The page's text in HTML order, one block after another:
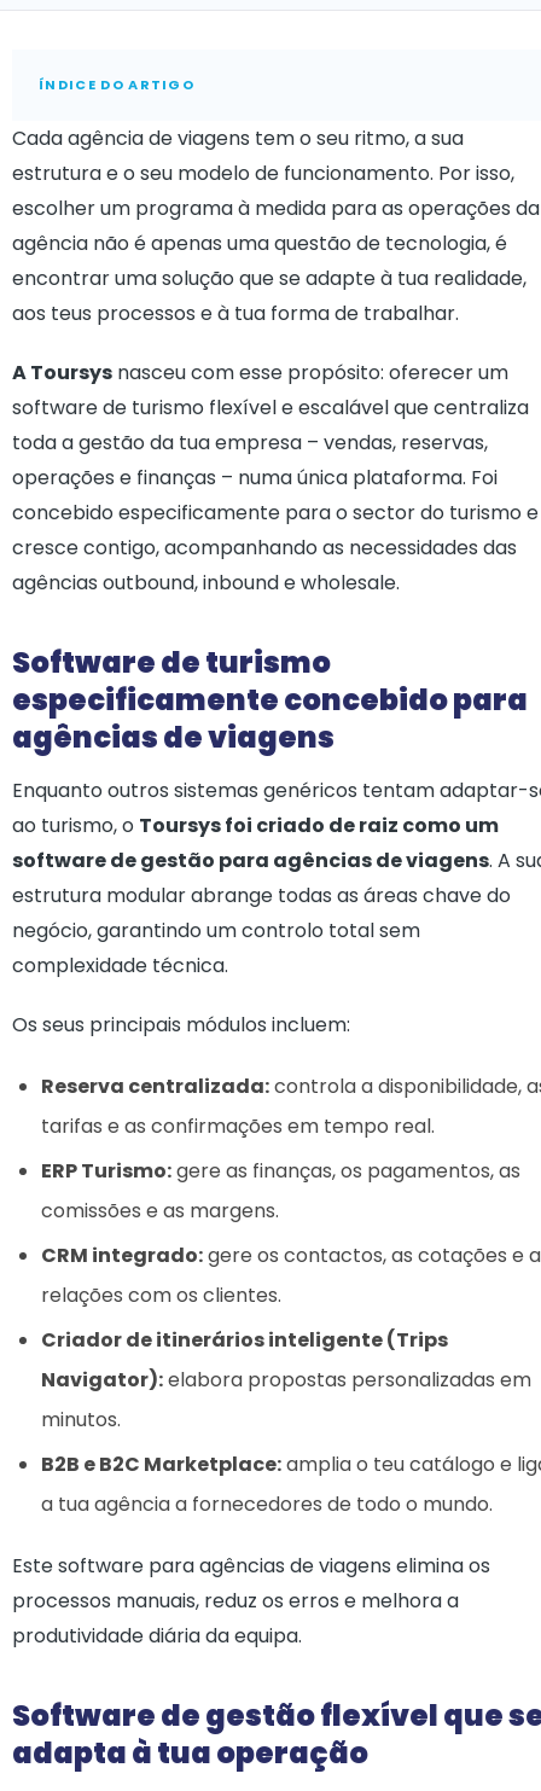
ÍNDICE DO ARTIGO
Cada agência de viagens tem o seu ritmo, a sua
estrutura e o seu modelo de funcionamento. Por isso,
escolher um programa à medida para as operações da
agência não é apenas uma questão de tecnologia, é
encontrar uma solução que se adapte à tua realidade,
aos teus processos e à tua forma de trabalhar.
A Toursys nasceu com esse propósito: oferecer um
software de turismo flexível e escalável que centraliza
toda a gestão da tua empresa – vendas, reservas,
operações e finanças – numa única plataforma. Foi
concebido especificamente para o sector do turismo e
cresce contigo, acompanhando as necessidades das
agências outbound, inbound e wholesale.
Software de turismo
especificamente concebido para
agências de viagens
Enquanto outros sistemas genéricos tentam adaptar-
ao turismo, o Toursys foi criado de raiz como um
software de gestão para agências de viagens. A
estrutura modular abrange todas as áreas chave do
negócio, garantindo um controlo total sem
complexidade técnica.
Os seus principais módulos incluem:
Reserva centralizada:controla a disponibilidade,
tarifas e as confirmações em tempo real.
ERP Turismo:gere as finanças, os pagamentos, as
comissões e as margens.
CRM integrado:gere os contactos, as cotações e
relações com os clientes.
Criador de itinerários inteligente (Trips
Navigator):elabora propostas personalizadas em
minutos.
B2B e B2C Marketplace:amplia o teu catálogo e
a tua agência a fornecedores de todo o mundo.
Este software para agências de viagens elimina os
processos manuais, reduz os erros e melhora a
produtividade diária da equipa.
Software de gestão flexível que
adapta à tua operação